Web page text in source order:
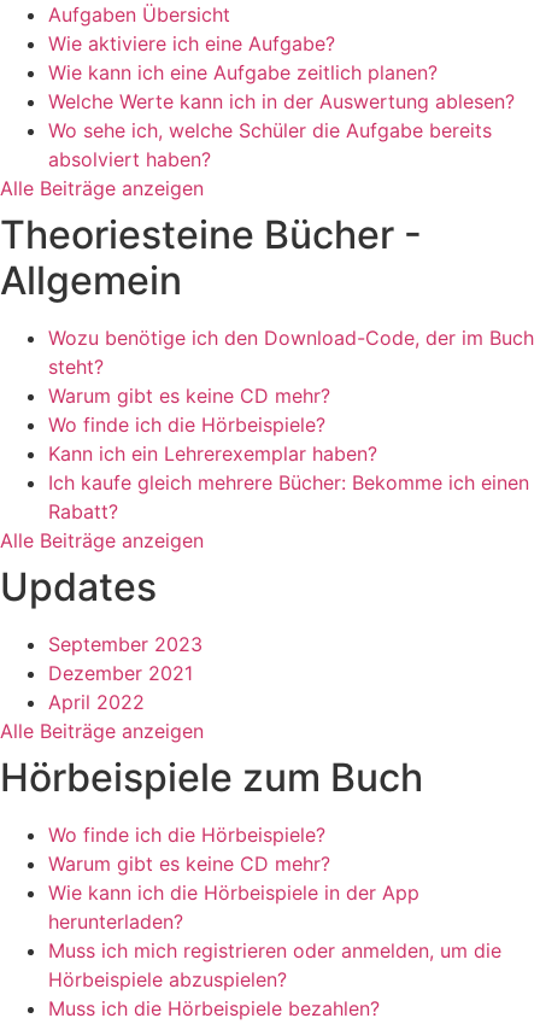
Aufgaben Übersicht
Wie aktiviere ich eine Aufgabe?
Wie kann ich eine Aufgabe zeitlich planen?
Welche Werte kann ich in der Auswertung ablesen?
Wo sehe ich, welche Schüler die Aufgabe bereits
absolviert haben?
Alle Beiträge anzeigen
Theoriesteine Bücher -
Allgemein
Wozu benötige ich den Download-Code, der im Buch
steht?
Warum gibt es keine CD mehr?
Wo finde ich die Hörbeispiele?
Kann ich ein Lehrerexemplar haben?
Ich kaufe gleich mehrere Bücher: Bekomme ich einen
Rabatt?
Alle Beiträge anzeigen
Updates
September 2023
Dezember 2021
April 2022
Alle Beiträge anzeigen
Hörbeispiele zum Buch
Wo finde ich die Hörbeispiele?
Warum gibt es keine CD mehr?
Wie kann ich die Hörbeispiele in der App
herunterladen?
Muss ich mich registrieren oder anmelden, um die
Hörbeispiele abzuspielen?
Muss ich die Hörbeispiele bezahlen?